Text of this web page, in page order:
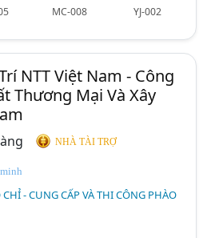
MC-008
YJ-002
NTT Việt Nam - Công
Thương Mại Và Xây
NHÀ TÀI TRỢ
CHỈ - CUNG CẤP VÀ THI CÔNG PHÀO